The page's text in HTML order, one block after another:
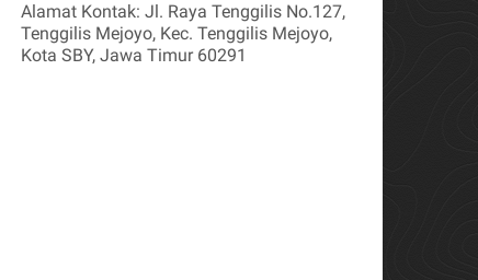
Alamat Kontak: Jl. Raya Tenggilis No.127,
Tenggilis Mejoyo, Kec. Tenggilis Mejoyo,
Kota SBY, Jawa Timur 60291